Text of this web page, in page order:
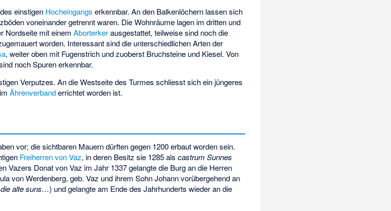
einstigen Hocheingangs erkennbar. An den Balkenlöchern lassen sich
voneinander getrennt waren. Die Wohnräume lagen im dritten und
Nordseite mit einemAborterkerausgestattet, teilweise sind noch die
worden. Interessant sind die unterschiedlichen Arten der
, weiter oben mit Fugenstrich und zuoberst Bruchsteine und Kiesel. Von
noch Spuren erkennbar.
Verputzes. An die Westseite des Turmes schliesst sich ein jüngeres
Ährenverbanderrichtet worden ist.
vor; die sichtbaren Mauern dürften gegen 1200 erbaut worden sein.
Freiherren von Vaz, in deren Besitz sie 1285 alscastrum Sunnes
Vazers Donat von Vaz im Jahr 1337 gelangte die Burg an die Herren
von Werdenberg, geb. Vaz und ihrem Sohn Johann vorübergehend an
alte suns…) und gelangte am Ende des Jahrhunderts wieder an die